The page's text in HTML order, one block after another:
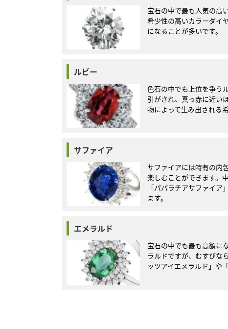
宝石の中で最も人気の高
希少性の高いカラーダイ
になることが多いです。
ルビー
色石の中でも上位を争う
引がされ、真っ赤に近い
物によって生み出される
サファイア
サファイアには特有の内
楽しむことができます。
「パパラチアサファイ
ます。
エメラルド
宝石の中でも最も高額に
ラルドですが、むすびな
ッツアイエメラルド」や